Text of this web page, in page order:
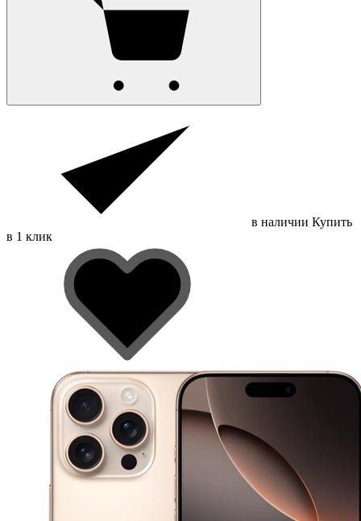
в наличии Купить
в 1 клик